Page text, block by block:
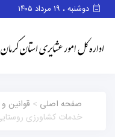
دوشنبه ، ۱۹ مرداد ۱۴۰۵
صفحه اصلی > قوانین
خدمات کشاورزی